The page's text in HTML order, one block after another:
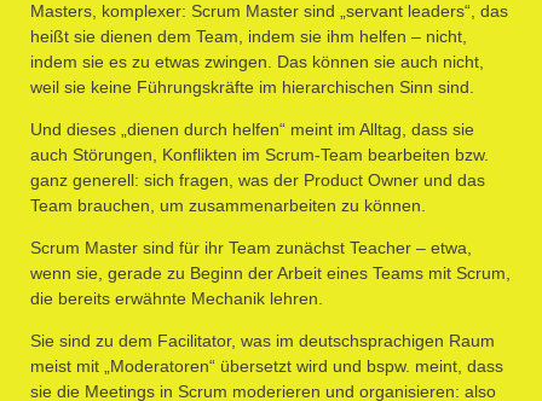
Masters, komplexer: Scrum Master sind „servant leaders“, das
heißt sie dienen dem Team, indem sie ihm helfen – nicht,
indem sie es zu etwas zwingen. Das können sie auch nicht,
weil sie keine Führungskräfte im hierarchischen Sinn sind.
Und dieses „dienen durch helfen“ meint im Alltag, dass sie
auch Störungen, Konflikten im Scrum-Team bearbeiten bzw.
ganz generell: sich fragen, was der Product Owner und das
Team brauchen, um zusammenarbeiten zu können.
Scrum Master sind für ihr Team zunächst Teacher – etwa,
wenn sie, gerade zu Beginn der Arbeit eines Teams mit Scrum,
die bereits erwähnte Mechanik lehren.
Sie sind zu dem Facilitator, was im deutschsprachigen Raum
meist mit „Moderatoren“ übersetzt wird und bspw. meint, dass
sie die Meetings in Scrum moderieren und organisieren: also